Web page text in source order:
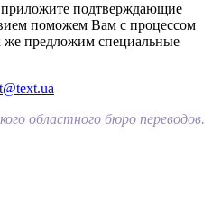
подтверждающие
поможем Вам с процессом
же предложим специальные
областного бюро переводов.